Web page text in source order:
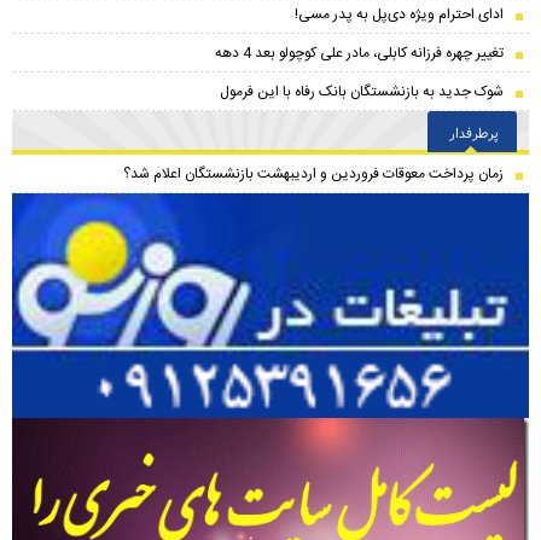
ادای احترام ویژه دی‌پل به پدر مسی!
تغییر چهره فرزانه کابلی، مادر علی کوچولو بعد 4 دهه
شوک جدید به بازنشستگان بانک رفاه با این فرمول
پرطرفدار
زمان پرداخت معوقات فروردین و اردیبهشت بازنشستگان اعلام شد؟